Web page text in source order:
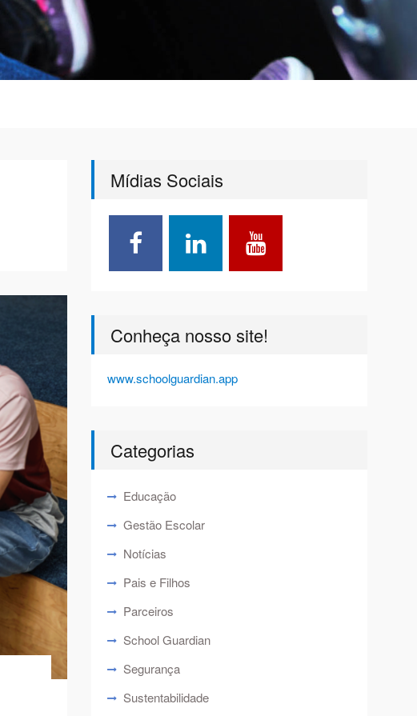
Mídias Sociais
Conheça nosso site!
www.schoolguardian.app
Categorias
Educação
Gestão Escolar
Notícias
Pais e Filhos
Parceiros
School Guardian
Segurança
Sustentabilidade